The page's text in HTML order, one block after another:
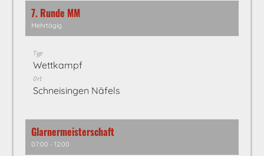
7. Runde MM
Mehrtägig
Typ
Wettkampf
Ort
Schneisingen Näfels
Glarnermeisterschaft
07:00 - 12:00